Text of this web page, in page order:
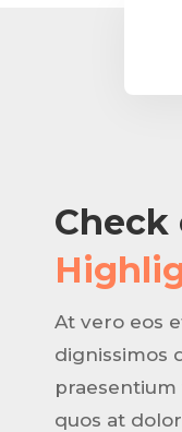
Check
At vero eos
dignissimos
quos at